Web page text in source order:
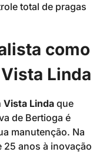
total de pragas
como
Linda
Vista Linda que
de Bertioga é
manutenção. Na
25 anos à inovação